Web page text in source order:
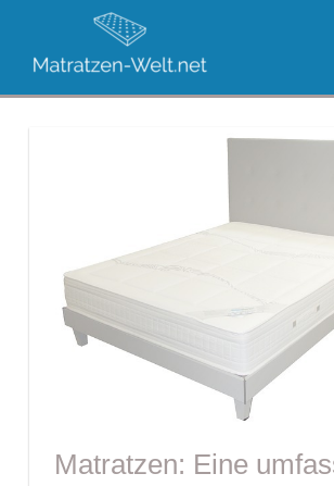
Welt
der
Matratzen
Die
Matratzen: Eine